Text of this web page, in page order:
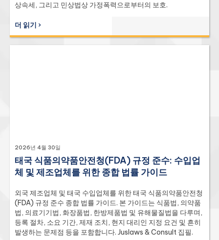
상속세, 그리고 민상법상 가정폭력으로부터의 보호.
더 읽기 ›
2026년 4월 30일
태국 식품의약품안전청(FDA) 규정 준수: 수입업
체 및 제조업체를 위한 종합 법률 가이드
외국 제조업체 및 태국 수입업체를 위한 태국 식품의약품안전청
(FDA) 규정 준수 종합 법률 가이드. 본 가이드는 식품법, 의약품
법, 의료기기법, 화장품법, 한방제품법 및 유해물질법을 다루며,
등록 절차, 소요 기간, 제재 조치, 현지 대리인 지정 요건 및 흔히
발생하는 문제점 등을 포함합니다. Juslaws & Consult 집필.